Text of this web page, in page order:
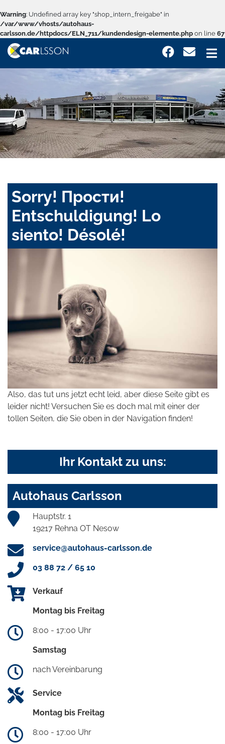
Warning: Undefined array key "shop_intern_freigabe" in
/var/www/vhosts/autohaus-
carlsson.de/httpdocs/ELN_711/kundendesign-elemente.php on line 67
Sorry! Прости!
Entschuldigung! Lo
siento! Désolé!
Also, das tut uns jetzt echt leid, aber diese Seite gibt es
leider nicht! Versuchen Sie es doch mal mit einer der
tollen Seiten, die Sie oben in der Navigation finden!
Ihr Kontakt zu uns:
Autohaus Carlsson
Hauptstr. 1
19217 Rehna OT Nesow
service@autohaus-carlsson.de
03 88 72 / 65 10
Verkauf
Montag bis Freitag
8:00 - 17:00 Uhr
Samstag
nach Vereinbarung
Service
Montag bis Freitag
8:00 - 17:00 Uhr